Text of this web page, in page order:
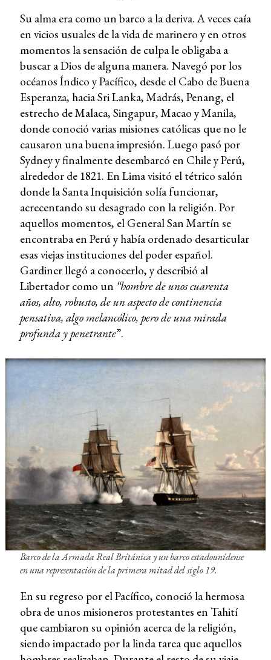
Su alma era como un barco a la deriva. A veces caía
en vicios usuales de la vida de marinero y en otros
momentos la sensación de culpa le obligaba a
buscar a Dios de alguna manera. Navegó por los
océanos Índico y Pacífico, desde el Cabo de Buena
Esperanza, hacia Sri Lanka, Madrás, Penang, el
estrecho de Malaca, Singapur, Macao y Manila,
donde conoció varias misiones católicas que no le
causaron una buena impresión. Luego pasó por
Sydney y finalmente desembarcó en Chile y Perú,
alrededor de 1821. En Lima visitó el tétrico salón
donde la Santa Inquisición solía funcionar,
acrecentando su desagrado con la religión. Por
aquellos momentos, el General San Martín se
encontraba en Perú y había ordenado desarticular
esas viejas instituciones del poder español.
Gardiner llegó a conocerlo, y describió al
Libertador como un “hombre de unos cuarenta
años, alto, robusto, de un aspecto de continencia
pensativa, algo melancólico, pero de una mirada
profunda y penetrante”.
Barco de la Armada Real Británica y un barco estadounidense
en una representación de la primera mitad del siglo 19.
En su regreso por el Pacífico, conoció la hermosa
obra de unos misioneros protestantes en Tahití
que cambiaron su opinión acerca de la religión,
siendo impactado por la linda tarea que aquellos